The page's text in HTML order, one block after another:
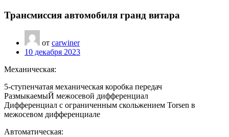
Трансмиссия автомобиля гранд витара
от carwiner
10 декабря 2023
Механическая:
5-ступенчатая механическая коробка передач
РазмыкаемыЙ межосевой дифференциал
Дифференциал с ограниченным скольжением Torsen в
межосевом дифференциале
Автоматическая: